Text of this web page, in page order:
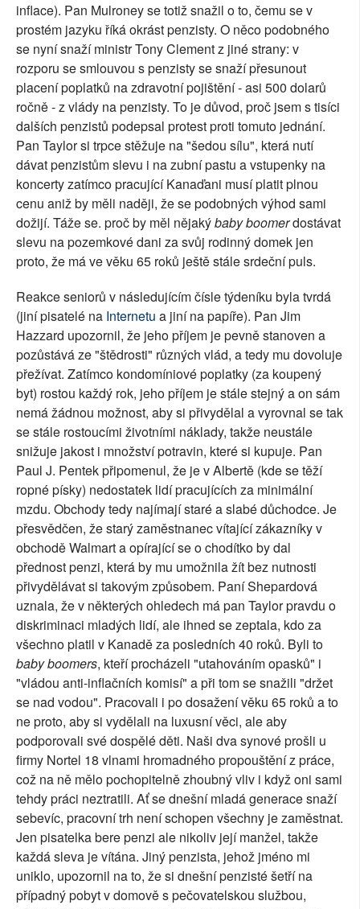
inflace). Pan Mulroney se totiž snažil o to, čemu se v
prostém jazyku říká okrást penzisty. O něco podobného
se nyní snaží ministr Tony Clement z jiné strany: v
rozporu se smlouvou s penzisty se snaží přesunout
placení poplatků na zdravotní pojištění - asi 500 dolarů
ročně - z vlády na penzisty. To je důvod, proč jsem s tisíci
dalších penzistů podepsal protest proti tomuto jednání.
Pan Taylor si trpce stěžuje na "šedou sílu", která nutí
dávat penzistům slevu i na zubní pastu a vstupenky na
koncerty zatímco pracující Kanaďani musí platit plnou
cenu aniž by měli naději, že se podobných výhod sami
dožijí. Táže se. proč by měl nějakýbaby boomerdostávat
slevu na pozemkové dani za svůj rodinný domek jen
proto, že má ve věku 65 roků ještě stále srdeční puls.
Reakce seniorů v následujícím čísle týdeníku byla tvrdá
(jiní pisatelé na Internetu a jiní na papíře). Pan Jim
Hazzard upozornil, že jeho příjem je pevně stanoven a
pozůstává ze "štědrosti" různých vlád, a tedy mu dovoluje
přežívat. Zatímco kondomíniové poplatky (za koupený
byt) rostou každý rok, jeho příjem je stále stejný a on sám
nemá žádnou možnost, aby si přivydělal a vyrovnal se tak
se stále rostoucími životními náklady, takže neustále
snižuje jakost i množství potravin, které si kupuje. Pan
Paul J. Pentek připomenul, že je v Albertě (kde se těží
ropné písky) nedostatek lidí pracujících za minimální
mzdu. Obchody tedy najímají staré a slabé důchodce. Je
přesvědčen, že starý zaměstnanec vítající zákazníky v
obchodě Walmart a opírající se o chodítko by dal
přednost penzi, která by mu umožnila žít bez nutnosti
přivydělávat si takovým způsobem. Paní Shepardová
uznala, že v některých ohledech má pan Taylor pravdu o
diskriminaci mladých lidí, ale ihned se zeptala, kdo za
všechno platil v Kanadě za posledních 40 roků. Byli to
baby boomers, kteří procházeli "utahováním opasků" i
"vládou anti-inflačních komisí" a při tom se snažili "držet
se nad vodou". Pracovali i po dosažení věku 65 roků a to
ne proto, aby si vydělali na luxusní věci, ale aby
podporovali své dospělé děti. Naši dva synové prošli u
firmy Nortel 18 vlnami hromadného propouštění z práce,
což na ně mělo pochopitelně zhoubný vliv i když oni sami
tehdy práci neztratili. Ať se dnešní mladá generace snaží
sebevíc, pracovní trh není schopen všechny je zaměstnat.
Jen pisatelka bere penzi ale nikoliv její manžel, takže
každá sleva je vítána. Jiný penzista, jehož jméno mi
uniklo, upozornil na to, že si dnešní penzisté šetří na
případný pobyt v domově s pečovatelskou službou,